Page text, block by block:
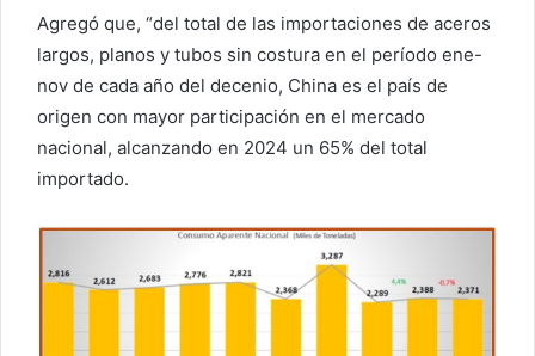
Agregó que, “del total de las importaciones de aceros
largos, planos y tubos sin costura en el período ene-
nov de cada año del decenio, China es el país de
origen con mayor participación en el mercado
nacional, alcanzando en 2024 un 65% del total
importado.